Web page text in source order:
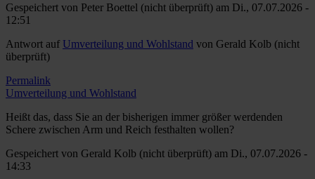
Gespeichert von Peter Boettel (nicht überprüft) am Di., 07.07.2026 -
12:51
Antwort auf Umverteilung und Wohlstand von Gerald Kolb (nicht
überprüft)
Permalink
Umverteilung und Wohlstand
Heißt das, dass Sie an der bisherigen immer größer werdenden
Schere zwischen Arm und Reich festhalten wollen?
Gespeichert von Gerald Kolb (nicht überprüft) am Di., 07.07.2026 -
14:33